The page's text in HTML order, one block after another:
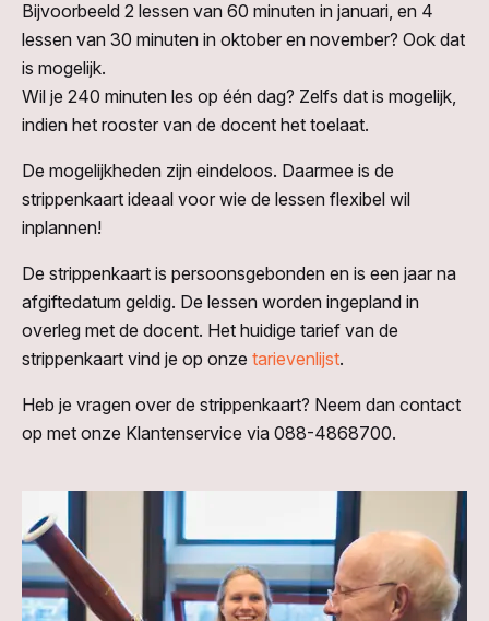
Bijvoorbeeld 2 lessen van 60 minuten in januari, en 4
lessen van 30 minuten in oktober en november? Ook dat
is mogelijk.
Wil je 240 minuten les op één dag? Zelfs dat is mogelijk,
indien het rooster van de docent het toelaat.
De mogelijkheden zijn eindeloos. Daarmee is de
strippenkaart ideaal voor wie de lessen flexibel wil
inplannen!
De strippenkaart is persoonsgebonden en is een jaar na
afgiftedatum geldig. De lessen worden ingepland in
overleg met de docent. Het huidige tarief van de
strippenkaart vind je op onze tarievenlijst.
Heb je vragen over de strippenkaart? Neem dan contact
op met onze Klantenservice via 088-4868700.